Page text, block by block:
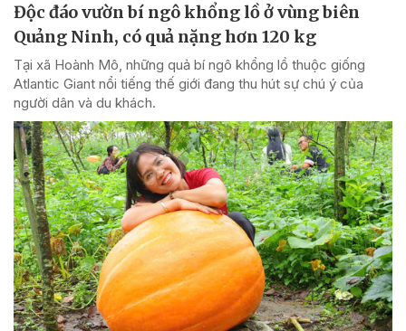
Độc đáo vườn bí ngô khổng lồ ở vùng biên
Quảng Ninh, có quả nặng hơn 120 kg
Tại xã Hoành Mô, những quả bí ngô khổng lồ thuộc giống
Atlantic Giant nổi tiếng thế giới đang thu hút sự chú ý của
người dân và du khách.